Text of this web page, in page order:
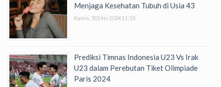
Menjaga Kesehatan Tubuh di Usia 43
Kamis, 30 Mei 2024 11:53
Prediksi Timnas Indonesia U23 Vs Irak
U23 dalam Perebutan Tiket Olimpiade
Paris 2024